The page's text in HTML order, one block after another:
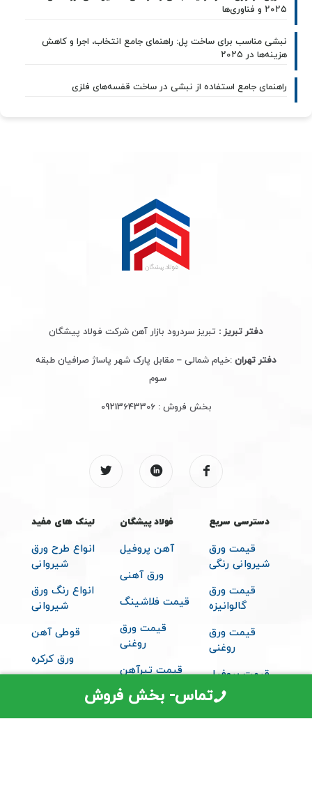
۲۰۲۵ و فناوری‌ها
نبشی مناسب برای ساخت پل: راهنمای جامع انتخاب، اجرا و کاهش
هزینه‌ها در ۲۰۲۵
راهنمای جامع استفاده از نبشی در ساخت قفسه‌های فلزی
دفتر تبریز : تبریز سردرود بازار آهن شرکت فولاد پیشگان
دفتر تهران :خیام شمالی – مقابل پارک شهر پاساژ صرافیان طبقه
سوم
بخش فروش :09213643306
دسترسی سریع
قیمت ورق
شیروانی رنگی
قیمت ورق
گالوانیزه
قیمت ورق
روغنی
قیمت پروفیل
قیمت ساندویچ
پانل
فولاد پیشگان
آهن پروفیل
ورق آهنی
قیمت فلاشینگ
قیمت ورق
روغنی
قیمت تیرآهن
لینک های مفید
انواع طرح ورق
شیروانی
انواع رنگ ورق
شیروانی
قوطی آهن
ورق کرکره
تماس- بخش فروش